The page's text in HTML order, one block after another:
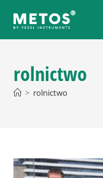
rolnictwo
> rolnictwo